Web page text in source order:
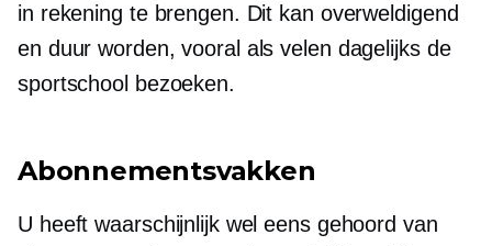
in rekening te brengen. Dit kan overweldigend
en duur worden, vooral als velen dagelijks de
sportschool bezoeken.
Abonnementsvakken
U heeft waarschijnlijk wel eens gehoord van